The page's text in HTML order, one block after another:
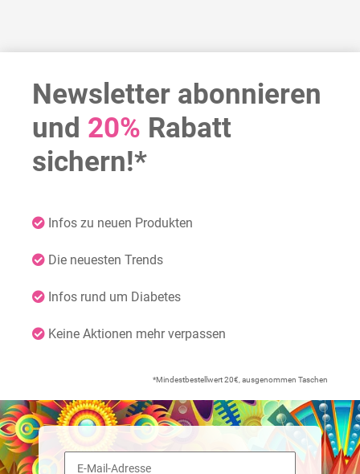
Newsletter abonnieren
und 20% Rabatt
sichern!*
Infos zu neuen Produkten
Die neuesten Trends
Infos rund um Diabetes
Keine Aktionen mehr verpassen
*Mindestbestellwert 20€, ausgenommen Taschen